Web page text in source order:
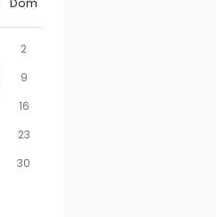
2
9
16
23
30